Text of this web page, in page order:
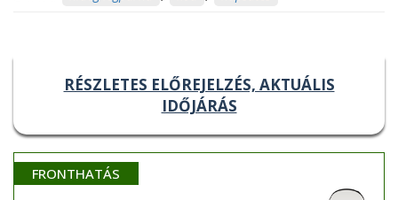
RÉSZLETES ELŐREJELZÉS, AKTUÁLIS
IDŐJÁRÁS
FRONTHATÁS